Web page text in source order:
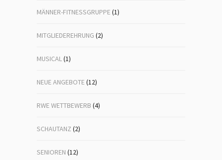
MÄNNER-FITNESSGRUPPE(1)
MITGLIEDEREHRUNG (2)
MUSICAL(1)
NEUE ANGEBOTE(12)
RWE WETTBEWERB (4)
SCHAUTANZ (2)
SENIOREN (12)